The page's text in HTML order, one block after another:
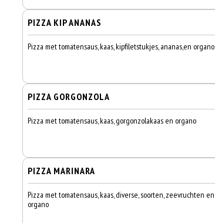
PIZZA KIP ANANAS
Pizza met tomatensaus, kaas, kipfiletstukjes, ananas,en organo
PIZZA GORGONZOLA
Pizza met tomatensaus, kaas, gorgonzolakaas en organo
PIZZA MARINARA
Pizza met tomatensaus, kaas, diverse, soorten, zeevruchten en
organo